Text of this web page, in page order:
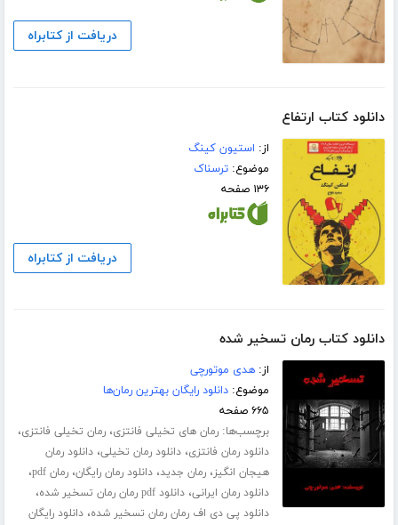
دریافت از کتابراه
دانلود کتاب ارتفاع
از: استیون کینگ
موضوع:ترسناک
۱۳۶ صفحه
دریافت از کتابراه
دانلود کتاب رمان تسخیر شده
از:هدی موتورچی
موضوع:دانلود رایگان بهترین رمان‌ها
۶۶۵ صفحه
برچسب‌ها:رمان های تخیلی فانتزی،رمان تخیلی فانتزی،
دانلود رمان فانتزی،دانلود رمان تخیلی،دانلود رمان
هیجان انگیز،رمان جدید،دانلود رمان رایگان،رمان pdf ،
دانلود رمان ایرانی،دانلود pdf رمان رمان تسخیر شده ،
دانلود پی دی اف رمان رمان تسخیر شده،دانلود رایگان